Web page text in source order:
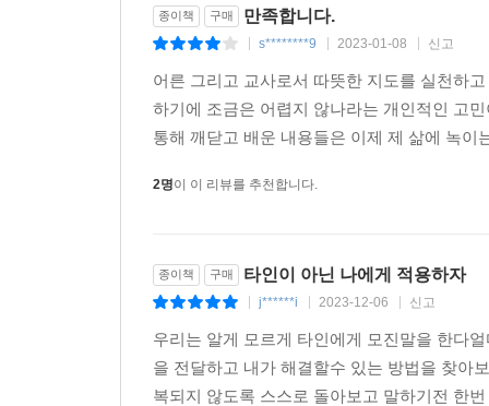
부탁하기와 거절하기
- 관찰(사실): 오늘까지 과제를 제출한 사람이 여덟
- 느낌: 실망스럽다.
자극받은 사실대로 말한 뒤, 그때 일어난 느낌
이유를 말해준다. 부탁을 받았을 때 흔쾌히 도와
느낌-필요-거절’의 과정을 거쳐 말하는 것이 오해
종이책 구매 만족합니다.
s********9 2023-01-08 신고
어른 그리고 교사로서 따뜻한 지도를 실천하
하기에 조금은 어렵지 않나라는 개인적인 고
통해 깨닫고 배운 내용들은 이제 제 삶에 녹이
2명이 이 리뷰를 추천합니다.
종이책 구매 타인이 아닌 나에게 적용하자
j******i 2023-12-06 신고
우리는 알게 모르게 타인에게 모진말을 한다
을 전달하고 내가 해결할수 있는 방법을 찾아
복되지 않도록 스스로 돌아보고 말하기전 한